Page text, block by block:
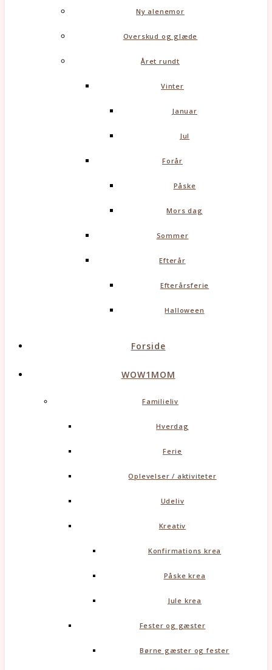
Ny alenemor
Overskud og glæde
Året rundt
Vinter
Januar
Jul
Forår
Påske
Mors dag
Sommer
Efterår
Efterårsferie
Halloween
Forside
WOW1MOM
Familieliv
Hverdag
Ferie
Oplevelser / aktiviteter
Udeliv
Kreativ
Konfirmations krea
Påske krea
Jule krea
Fester og gæster
Børne gæster og fester